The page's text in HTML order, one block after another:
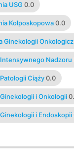
USG 0.0
Kolposkopowa 0.0
Ginekologii
Płciowego 0.0
Intensywnego Nadzoru
Patologii Ciąży 0.0
Ginekologii i Onkologii
Ginekologii i Endoskopii